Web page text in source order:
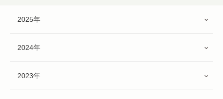
2025年
2024年
2023年